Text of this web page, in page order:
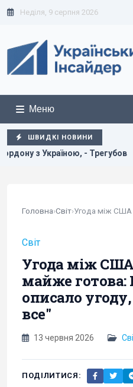
Неділя, 9 серпня 2026
Меню
ШВИДКІ НОВИНИ
Історія про те, що
Головна›Світ›
Світ
Угода між
майже готова:
описало
все"
13 червня 2026
ПОДІЛИТИСЯ: